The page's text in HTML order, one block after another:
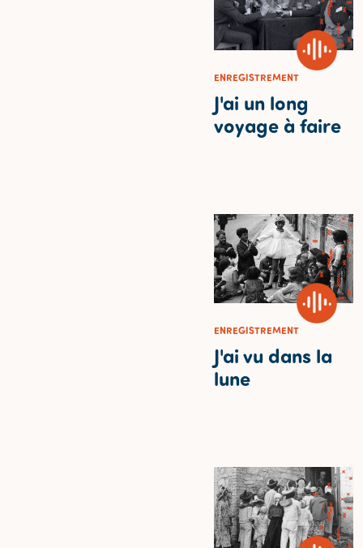
ENREGISTREMENT
J'ai un long
voyage à faire
ENREGISTREMENT
J'ai vu dans la
lune